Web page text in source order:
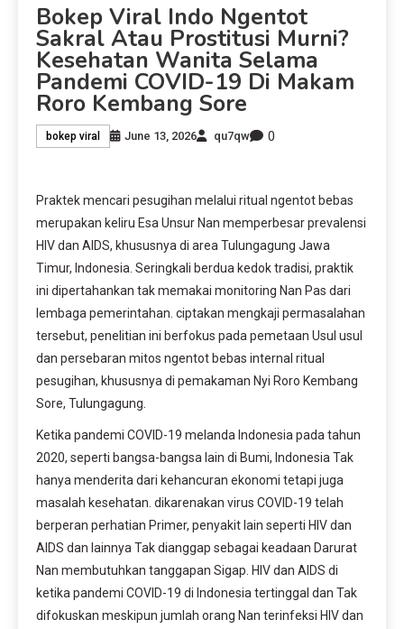
Bokep Viral Indo Ngentot
Sakral Atau Prostitusi Murni?
Kesehatan Wanita Selama
Pandemi COVID-19 Di Makam
Roro Kembang Sore
bokep viral June 13, 2026 qu7qw 0
Praktek mencari pesugihan melalui ritual ngentot bebas
merupakan keliru Esa Unsur Nan memperbesar prevalensi
HIV dan AIDS, khususnya di area Tulungagung Jawa
Timur, Indonesia. Seringkali berdua kedok tradisi, praktik
ini dipertahankan tak memakai monitoring Nan Pas dari
lembaga pemerintahan. ciptakan mengkaji permasalahan
tersebut, penelitian ini berfokus pada pemetaan Usul usul
dan persebaran mitos ngentot bebas internal ritual
pesugihan, khususnya di pemakaman Nyi Roro Kembang
Sore, Tulungagung.
Ketika pandemi COVID-19 melanda Indonesia pada tahun
2020, seperti bangsa-bangsa lain di Bumi, Indonesia Tak
hanya menderita dari kehancuran ekonomi tetapi juga
masalah kesehatan. dikarenakan virus COVID-19 telah
berperan perhatian Primer, penyakit lain seperti HIV dan
AIDS dan lainnya Tak dianggap sebagai keadaan Darurat
Nan membutuhkan tanggapan Sigap. HIV dan AIDS di
ketika pandemi COVID-19 di Indonesia tertinggal dan Tak
difokuskan meskipun jumlah orang Nan terinfeksi HIV dan